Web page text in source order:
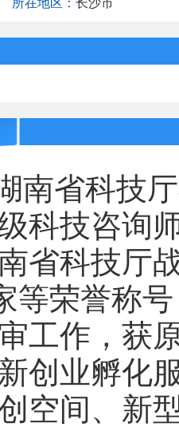
所在地区： 长沙市
南省科技
科技咨询
省科技厅
等荣誉称
工作，获
创业孵化
空间、新